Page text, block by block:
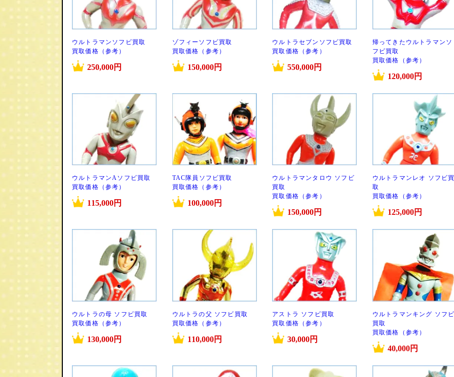
ウルトラマンソフビ買取
買取価格（参考）
250,000円
ゾフィーソフビ買取
買取価格（参考）
150,000円
ウルトラセブンソフビ買取
買取価格（参考）
550,000円
帰ってきたウルトラマンソ
フビ買取
買取価格（参考）
120,000円
ウルトラマンAソフビ買取
買取価格（参考）
115,000円
TAC隊員ソフビ買取
買取価格（参考）
100,000円
ウルトラマンタロウ ソフビ
買取
買取価格（参考）
150,000円
ウルトラマンレオ ソフビ
取
買取価格（参考）
125,000円
ウルトラの母 ソフビ買取
買取価格（参考）
130,000円
ウルトラの父 ソフビ買取
買取価格（参考）
110,000円
アストラ ソフビ買取
買取価格（参考）
30,000円
ウルトラマンキング ソフ
買取
買取価格（参考）
40,000円